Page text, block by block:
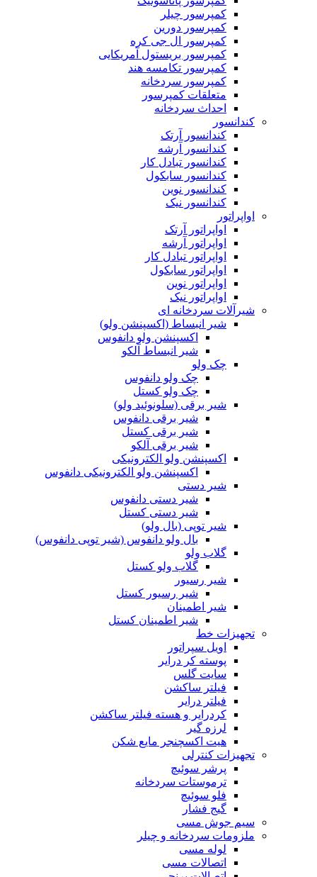
کمپرسور چیلر
کمپرسور دورین
کمپرسور ال جی کره
کمپرسور بریستول آمریکایی
کمپرسور تکامسه هند
‌کمپرسور سردخانه
متعلقات کمپرسور
احداث سردخانه
کندانسور
کندانسور آرتک
کندانسور آرشه
کندانسور تبادل کار
کندانسور سابکول
کندانسور نوین
کندانسور نیک
اواپراتور
اواپراتور آرتک
اواپراتور آرشه
اواپراتور تبادل کار
اواپراتور سابکول
اواپراتور نوین
اواپراتور نیک
شیرآلات سردخانه ای
شیر انبساط (اکسپنشن ولو)
اکسپنشن ولو دانفوس
شیر انبساط آلکو
چک ولو
چک ولو دانفوس
چک ولو کستل
شیر برقی (سلونوئید ولو)
شیر برقی دانفوس
شیر برقی کستل
شیر برقی آلکو
اکسپنشن ولو الکترونیکی
اکسپنشن ولو الکترونیکی دانفوس
شیر دستی
شیر دستی دانفوس
شیر دستی کستل
شیر توپی (بال ولو)
بال ولو دانفوس (شیر توپی دانفوس)
گلاب ولو
گلاب ولو کستل
شیر رسیور
شیر رسیور کستل
شیر اطمینان
شیر اطمینان کستل
تجهیزات خط
اویل سپراتور
پوسته کر درایر
سایت گلس
فیلتر ساکشن
فیلتر درایر
کردرایر و هسته فیلتر ساکشن
لرزه گیر
هیت اکسچنجر مایع شکن
تجهیزات کنترلی
پرشر سوئیچ
ترموستات سردخانه
فلو سوئیچ
گیج فشار
سیم جوش مسی
ملزومات سردخانه و چیلر
لوله مسی
اتصالات مسی